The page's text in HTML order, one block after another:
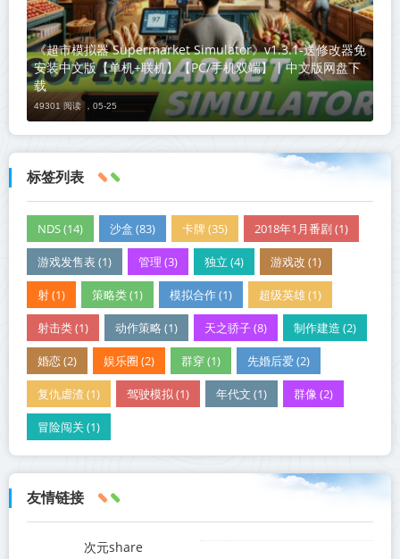
《超市模拟器 Supermarket Simulator》v1.3.1-送修改器免
安装中文版【单机+联机】【PC/手机双端】丨中文版网盘下
载
49301 阅读 ， 05-25
标签列表
NDS (14) 沙盒 (83) 卡牌 (35) 2018年1月番剧 (1)
游戏发售表 (1) 管理 (3) 独立 (4) 游戏改 (1)
射 (1) 策略类 (1) 模拟合作 (1) 超级英雄 (1)
射击类 (1) 动作策略 (1) 天之骄子 (8) 制作建造 (2)
婚恋 (2) 娱乐圈 (2) 群穿 (1) 先婚后爱 (2)
复仇虐渣 (1) 驾驶模拟 (1) 年代文 (1) 群像 (2)
冒险闯关 (1)
友情链接
次元share